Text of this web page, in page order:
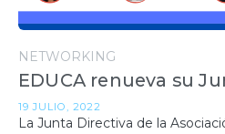
NETWORKING
EDUCA renueva su
19 JULIO, 2022
La Junta Directiva de la